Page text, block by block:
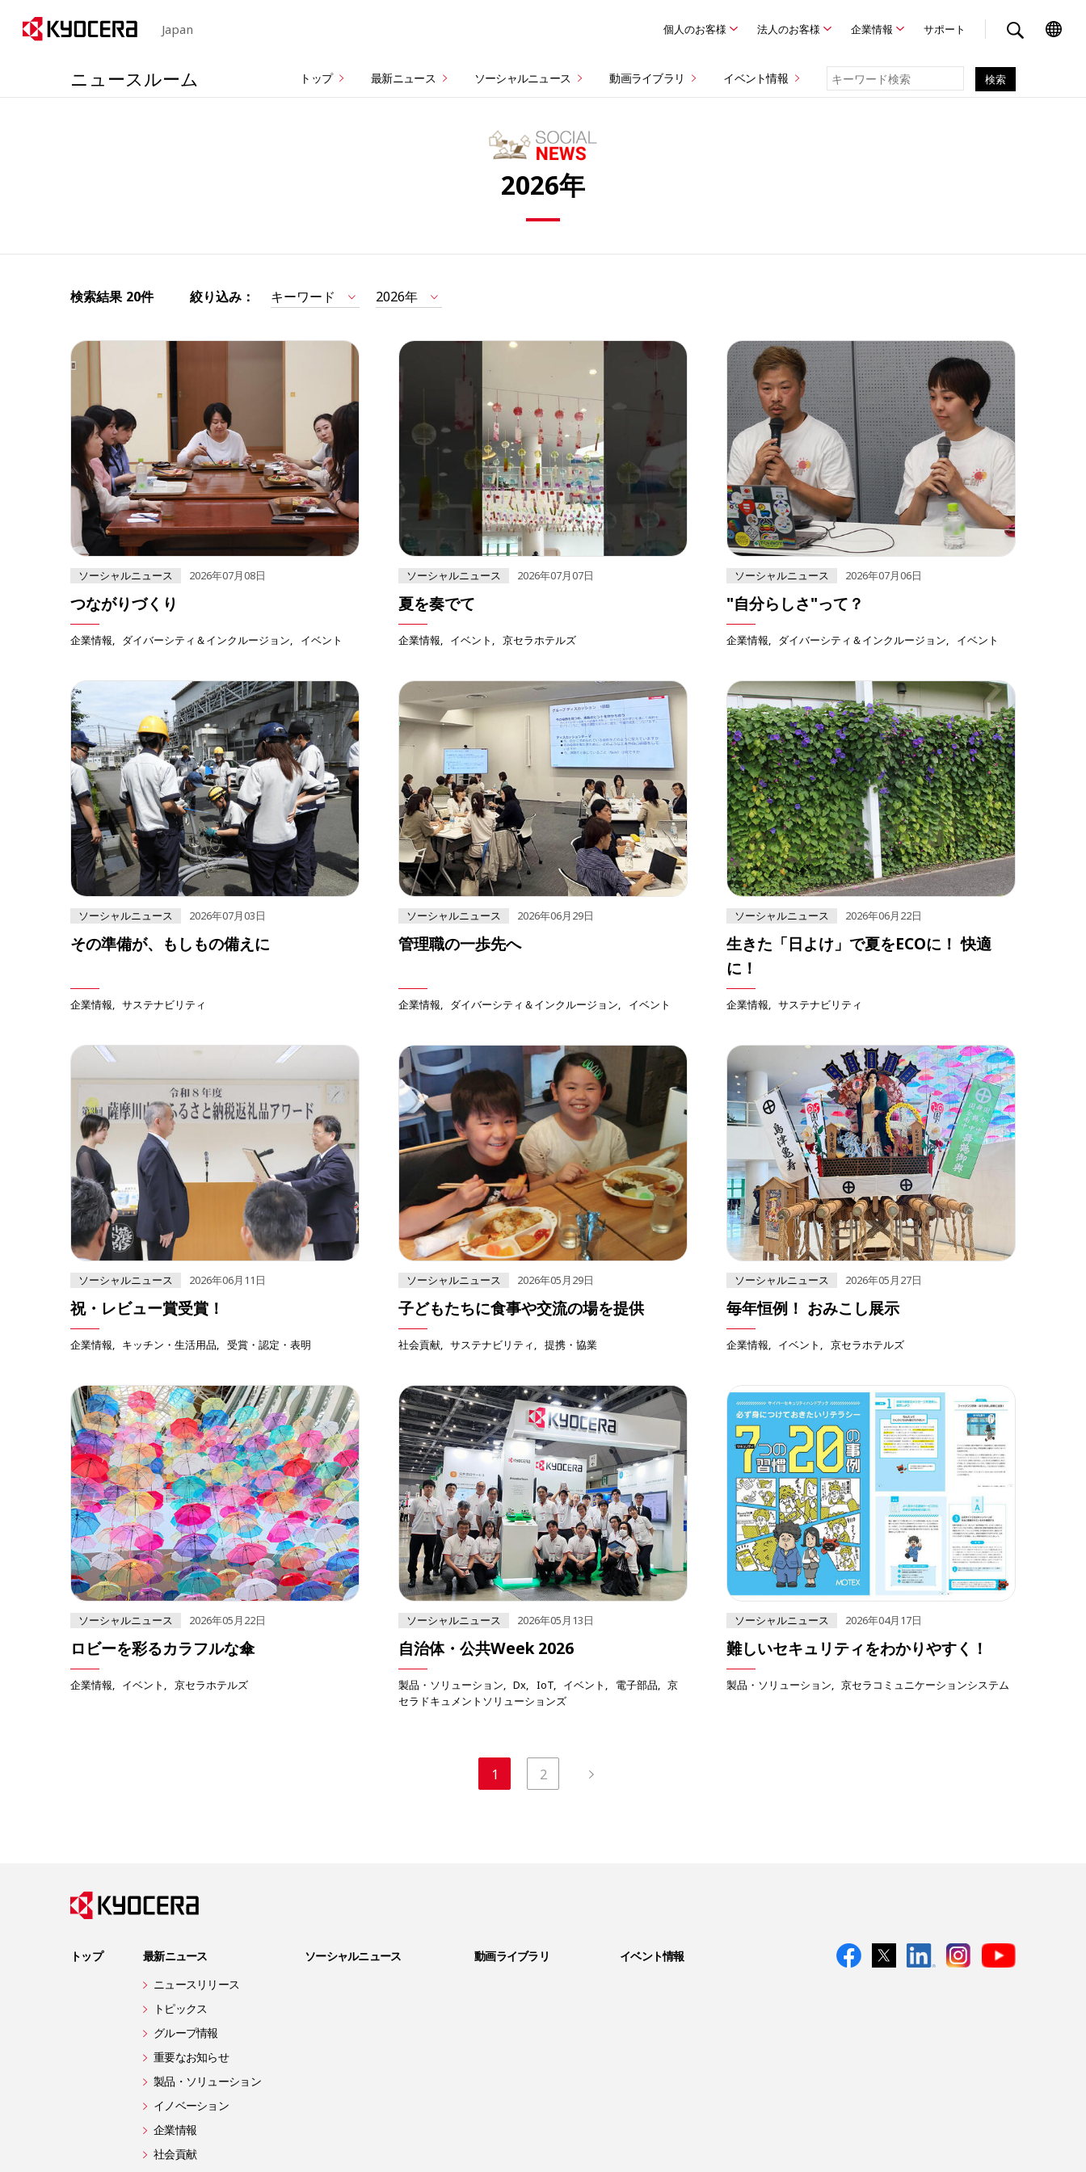
Japan 個人のお客様 法人のお客様 企業情報 サポート
ニュースルーム トップ 最新ニュース ソーシャルニュース 動画ライブラリ イベント情報
2026年
検索結果 20件 絞り込み： キーワード 2026年
ソーシャルニュース 2026年07月08日
つながりづくり
企業情報 ダイバーシティ＆インクルージョン イベント
ソーシャルニュース 2026年07月07日
夏を奏でて
企業情報 イベント 京セラホテルズ
ソーシャルニュース 2026年07月06日
"自分らしさ"って？
企業情報 ダイバーシティ＆インクルージョン イベント
ソーシャルニュース 2026年07月03日
その準備が、もしもの備えに
企業情報 サステナビリティ
ソーシャルニュース 2026年06月29日
管理職の一歩先へ
企業情報 ダイバーシティ＆インクルージョン イベント
ソーシャルニュース 2026年06月22日
生きた「日よけ」で夏をECOに！ 快適
に！
企業情報 サステナビリティ
ソーシャルニュース 2026年06月11日
祝・レビュー賞受賞！
企業情報 キッチン・生活用品 受賞・認定・表明
ソーシャルニュース 2026年05月29日
子どもたちに食事や交流の場を提供
社会貢献 サステナビリティ 提携・協業
ソーシャルニュース 2026年05月27日
毎年恒例！ おみこし展示
企業情報 イベント 京セラホテルズ
ソーシャルニュース 2026年05月22日
ロビーを彩るカラフルな傘
企業情報 イベント 京セラホテルズ
ソーシャルニュース 2026年05月13日
自治体・公共Week 2026
製品・ソリューション Dx IoT イベント 電子部品
京
セラドキュメントソリューションズ
ソーシャルニュース 2026年04月17日
難しいセキュリティをわかりやすく！
製品・ソリューション 京セラコミュニケーションシステム
1 2
トップ
最新ニュース
ニュースリリース
トピックス
グループ情報
重要なお知らせ
製品・ソリューション
イノベーション
企業情報
社会貢献
ソーシャルニュース 動画ライブラリ イベント情報